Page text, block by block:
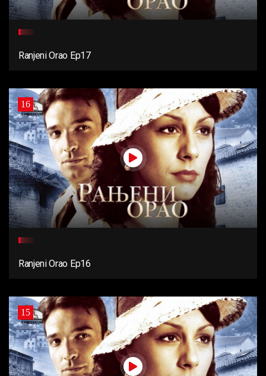
Ranjeni Orao Ep17
16
Ranjeni Orao Ep16
15